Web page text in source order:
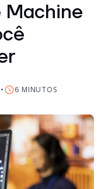
6 MINUTOS